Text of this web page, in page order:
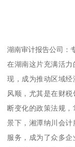
湖南审计报告公司：
在湖南这片充满活
现，成为推动区域
风顺，尤其是在财
断变化的政策法规
景下，湘潭纳川会
服务，成为了众多